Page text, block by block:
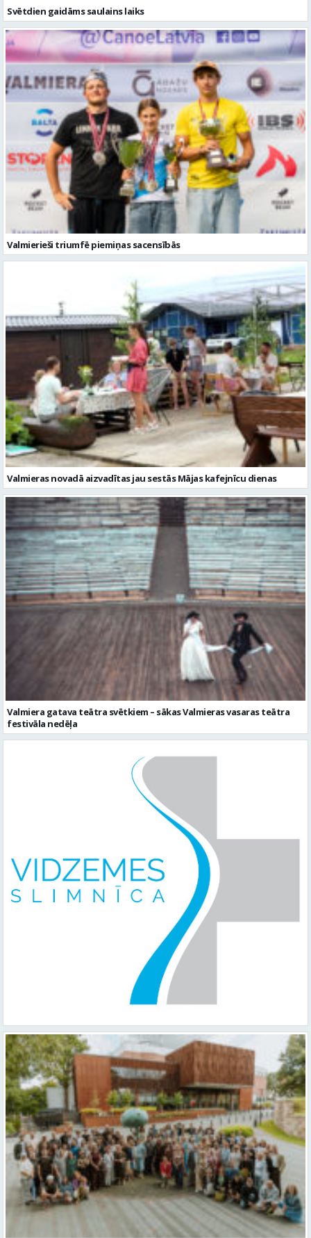
Svētdien gaidāms saulains laiks
Valmierieši triumfē piemiņas sacensībās
Valmieras novadā aizvadītas jau sestās Mājas kafejnīcu dienas
Valmiera gatava teātra svētkiem – sākas Valmieras vasaras teātra
festivāla nedēļa